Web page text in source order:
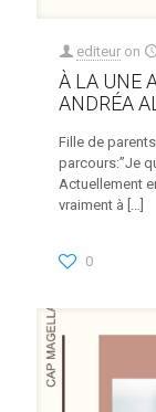
editeur on
À LA UNE
ANDRÉA
Fille de
parcours:”Je
Actuellement
vraiment à […]
0